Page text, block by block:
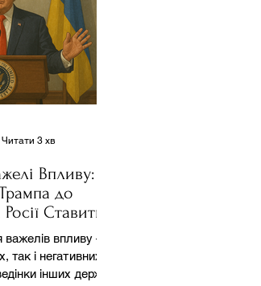
Впливу:
до
Ставить
Американську
впливу –
так і негативних –
інших держав
Читати 3 хв